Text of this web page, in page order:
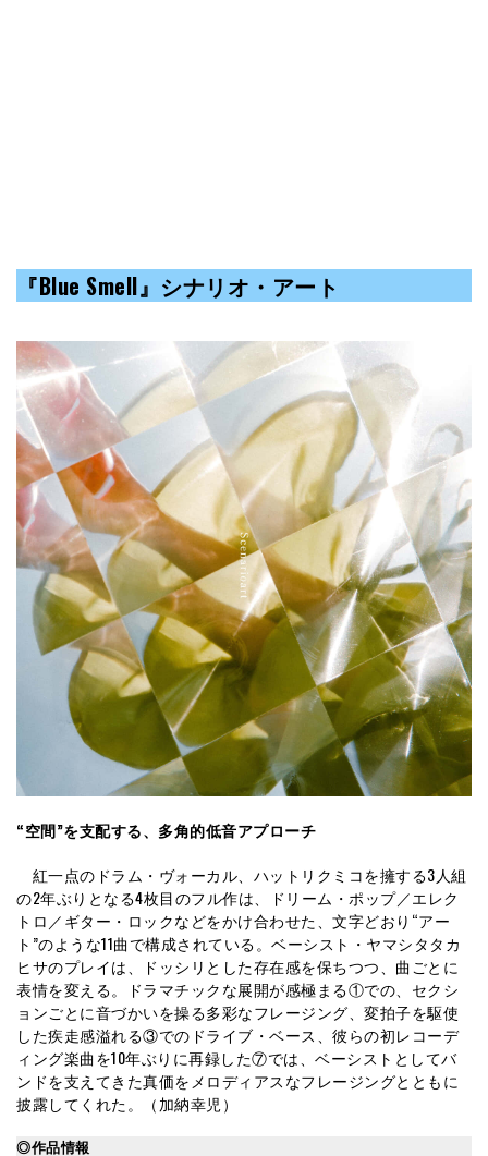
『Blue Smell』シナリオ・アート
“空間”を支配する、多角的低音アプローチ
紅一点のドラム・ヴォーカル、ハットリクミコを擁する3人組
の2年ぶりとなる4枚目のフル作は、ドリーム・ポップ／エレク
トロ／ギター・ロックなどをかけ合わせた、文字どおり“アー
ト”のような11曲で構成されている。ベーシスト・ヤマシタタカ
ヒサのプレイは、ドッシリとした存在感を保ちつつ、曲ごとに
表情を変える。ドラマチックな展開が感極まる①での、セクシ
ョンごとに音づかいを操る多彩なフレージング、変拍子を駆使
した疾走感溢れる③でのドライブ・ベース、彼らの初レコーデ
ィング楽曲を10年ぶりに再録した⑦では、ベーシストとしてバ
ンドを支えてきた真価をメロディアスなフレージングとともに
披露してくれた。（加納幸児）
◎作品情報